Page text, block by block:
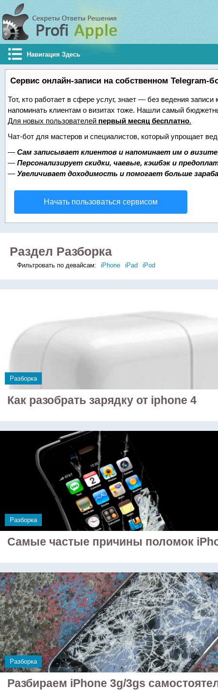
Навигация Здесь
Сервис онлайн-записи на собственном Telegram-
Тот, кто работает в сфере услуг, знает — без ведения
напоминать клиентам о визитах тоже. Нашли самый
Для новых пользователей первый месяц бесплатно.
Чат-бот для мастеров и специалистов, который упрощает
— Сам записывает клиентов и напоминает им о
— Персонализирует скидки, чаевые, кэшбэк и
— Увеличивает доходимость и помогает больше
Начать пользоваться сервисом
Раздел Разборка
Фильтровать по девайсам: iPhone iPad iPod
Разборка
Как разобрать зарядку от iphone 4
Разборка
Самые частые причины поломок
Разборка
Разбираем iPhone 3g/3gs